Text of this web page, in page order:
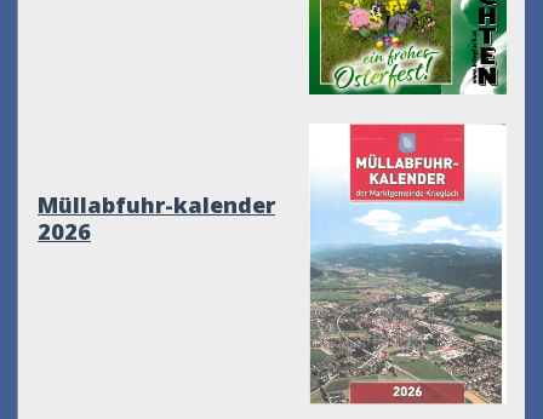
Müllabfuhr-kalender
2026